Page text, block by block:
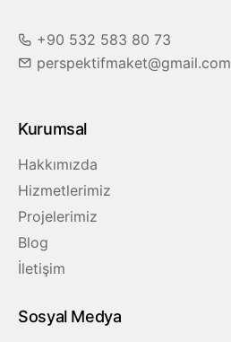
+90 532 583 80 73
perspektifmaket@gmail.com
Kurumsal
Hakkımızda
Hizmetlerimiz
Projelerimiz
Blog
İletişim
Sosyal Medya